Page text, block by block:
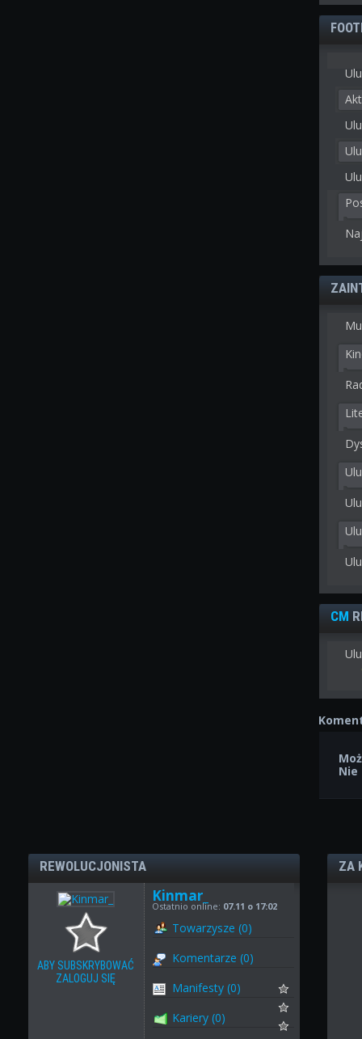
CM
REWOLUCJONISTA
ABY SUBSKRYBOWAĆ
ZALOGUJ SIĘ
Kinmar_
Ostatnio online: 07.11 o 17:02
Towarzysze (0)
Komentarze (0)
Manifesty (0)
Kariery (0)
ZA